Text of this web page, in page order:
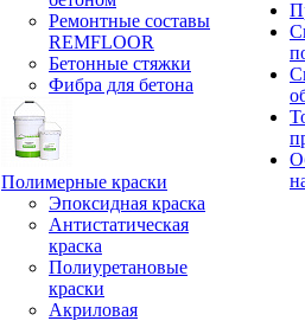
Ремонтные составы
REMFLOOR
Бетонные стяжки
Фибра для бетона
Полимерные краски
Эпоксидная краска
Антистатическая
краска
Полиуретановые
краски
Акриловая